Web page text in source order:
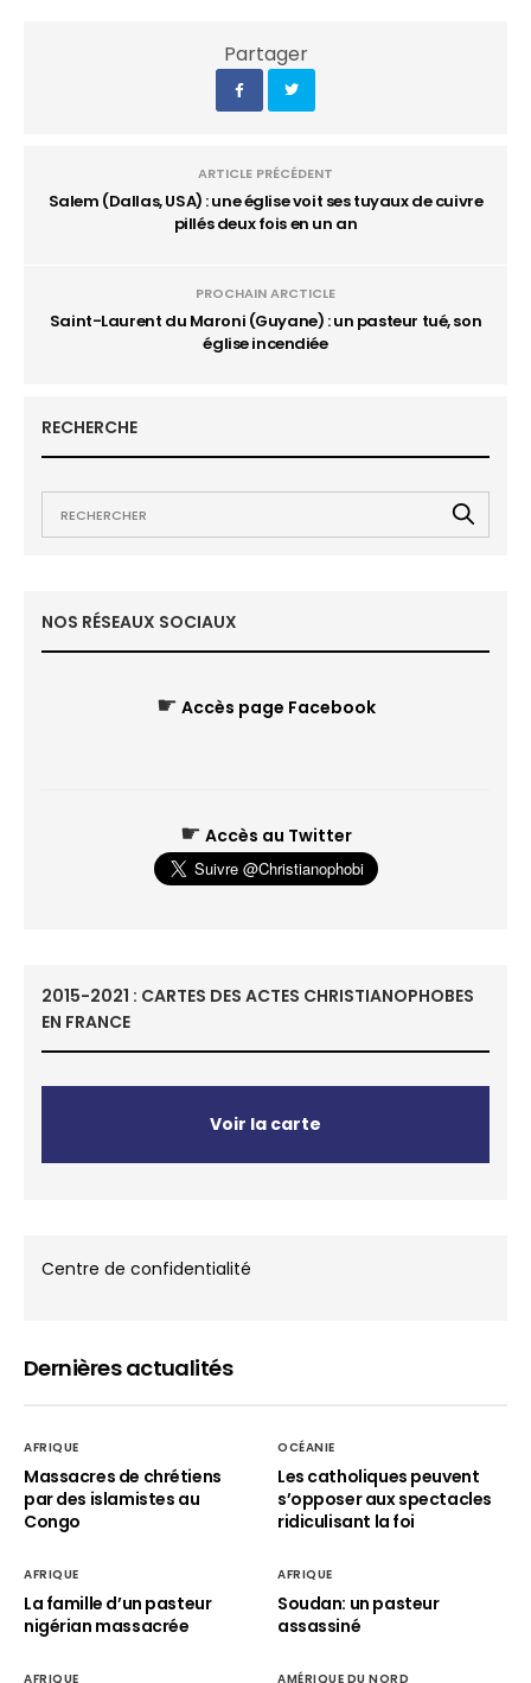
Partager
ARTICLE PRÉCÉDENT
Salem (Dallas, USA) : une église voit ses tuyaux de cuivre
pillés deux fois en un an
PROCHAIN ARCTICLE
Saint-Laurent du Maroni (Guyane) : un pasteur tué, son
église incendiée
RECHERCHE
NOS RÉSEAUX SOCIAUX
☛ Accès page Facebook
☛ Accès au Twitter
2015-2021 : CARTES DES ACTES CHRISTIANOPHOBES
EN FRANCE
Voir la carte
Centre de confidentialité
Dernières actualités
AFRIQUE
Massacres de chrétiens
par des islamistes au
Congo
OCÉANIE
Les catholiques peuvent
s’opposer aux spectacles
ridiculisant la foi
AFRIQUE
La famille d’un pasteur
nigérian massacrée
AFRIQUE
Soudan: un pasteur
assassiné
AFRIQUE AMÉRIQUE DU NORD